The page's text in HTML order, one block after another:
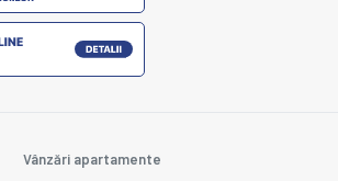
Vânzări apartamente